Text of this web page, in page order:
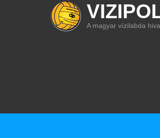
A magyar vízilabda